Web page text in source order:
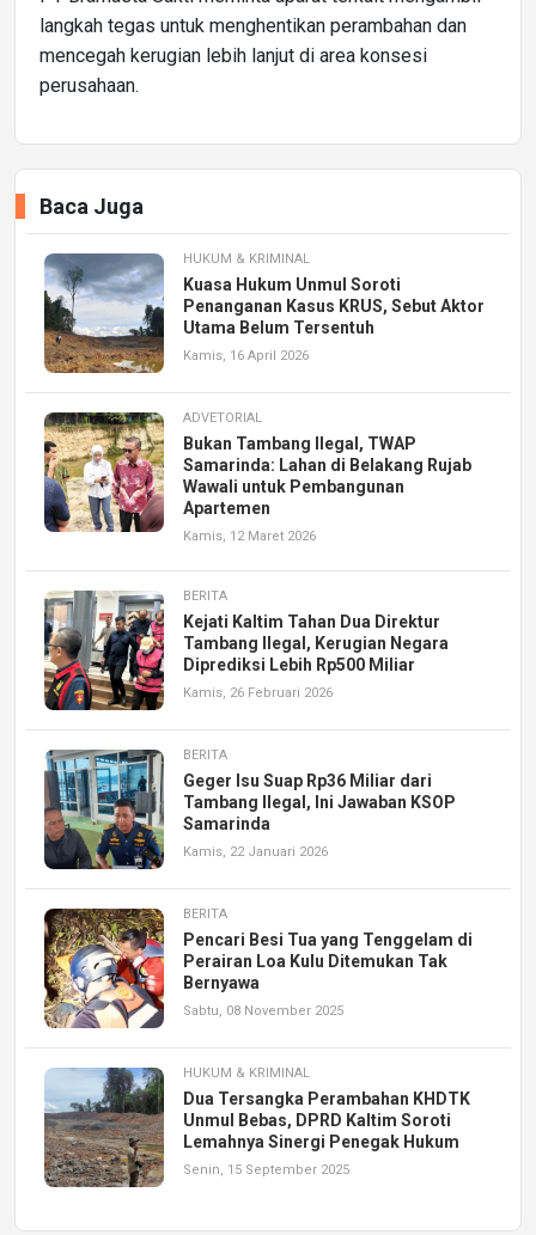
langkah tegas untuk menghentikan perambahan dan
mencegah kerugian lebih lanjut di area konsesi
perusahaan.
Baca Juga
HUKUM & KRIMINAL
Kuasa Hukum Unmul Soroti
Penanganan Kasus KRUS, Sebut Aktor
Utama Belum Tersentuh
Kamis, 16 April 2026
ADVETORIAL
Bukan Tambang Ilegal, TWAP
Samarinda: Lahan di Belakang Rujab
Wawali untuk Pembangunan
Apartemen
Kamis, 12 Maret 2026
BERITA
Kejati Kaltim Tahan Dua Direktur
Tambang Ilegal, Kerugian Negara
Diprediksi Lebih Rp500 Miliar
Kamis, 26 Februari 2026
BERITA
Geger Isu Suap Rp36 Miliar dari
Tambang Ilegal, Ini Jawaban KSOP
Samarinda
Kamis, 22 Januari 2026
BERITA
Pencari Besi Tua yang Tenggelam di
Perairan Loa Kulu Ditemukan Tak
Bernyawa
Sabtu, 08 November 2025
HUKUM & KRIMINAL
Dua Tersangka Perambahan KHDTK
Unmul Bebas, DPRD Kaltim Soroti
Lemahnya Sinergi Penegak Hukum
Senin, 15 September 2025